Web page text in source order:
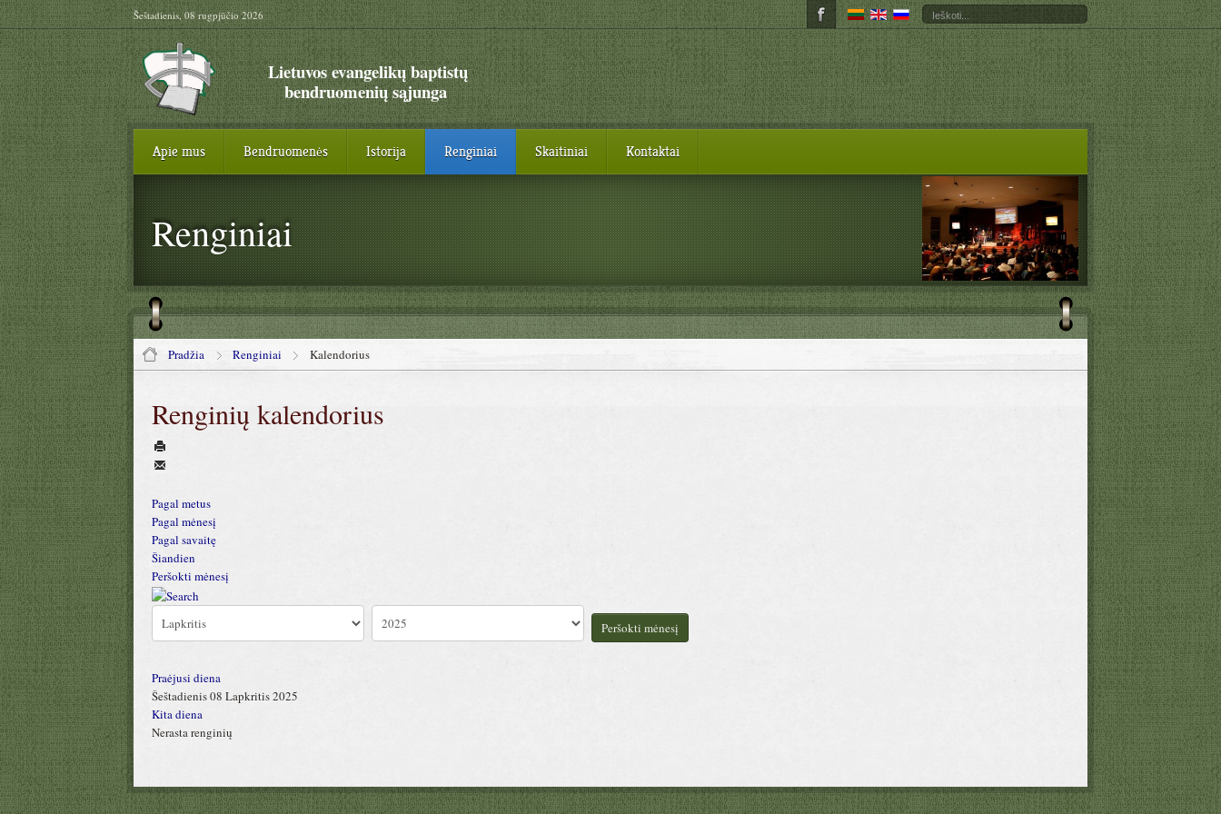
Šeštadienis, 08 rugpjūčio 2026
Lietuvos evangelikų baptistų
bendruomenių sąjunga
Apie mus Bendruomenės Istorija Renginiai Skaitiniai Kontaktai
Renginiai
Pradžia Renginiai Kalendorius
Renginių kalendorius
Pagal metus
Pagal mėnesį
Pagal savaitę
Šiandien
Peršokti mėnesį
Peršokti mėnesį
Praėjusi diena
Šeštadienis 08 Lapkritis 2025
Kita diena
Nerasta renginių